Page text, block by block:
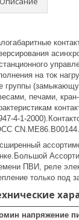
на ток
группы
печами,
4-1-
CN.ME86.B00144.
ПВИ, реле
только под
напряжение